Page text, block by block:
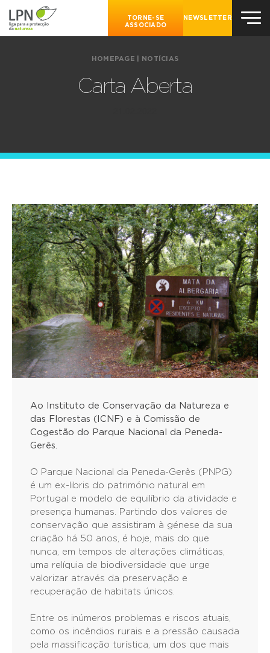
TORNE-SE
ASSOCIADO
NEWSLETTER
HOMEPAGE NOTÍCIAS
Carta Aberta
Ao Instituto de Conservação da Natureza e
das Florestas (ICNF) e à Comissão de
Cogestão do Parque Nacional da Peneda-
Gerês.
O Parque Nacional da Peneda-Gerês (PNPG)
é um ex-libris do património natural em
Portugal e modelo de equilíbrio da atividade e
presença humanas. Partindo dos valores de
conservação que assistiram à génese da sua
criação há 50 anos, é hoje, mais do que
nunca, em tempos de alterações climáticas,
uma relíquia de biodiversidade que urge
valorizar através da preservação e
recuperação de habitats únicos.
Entre os inúmeros problemas e riscos atuais,
como os incêndios rurais e a pressão causada
pela massificação turística, um dos que mais